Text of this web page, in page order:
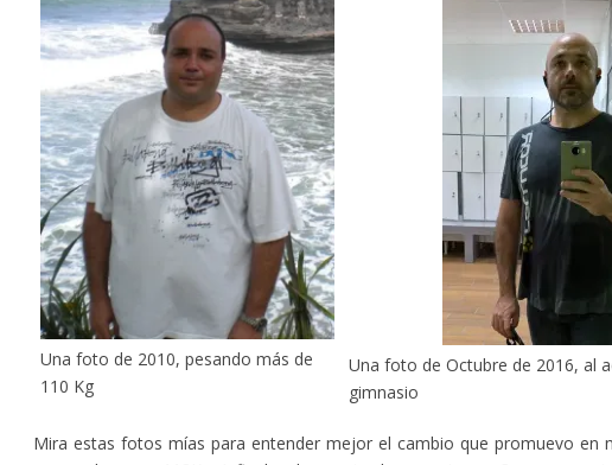
Una foto de 2010, pesando más de
110 Kg
Una foto de Octubre de 2016, al
gimnasio
Mira estas fotos mías para entender mejor el cambio que promuevo en